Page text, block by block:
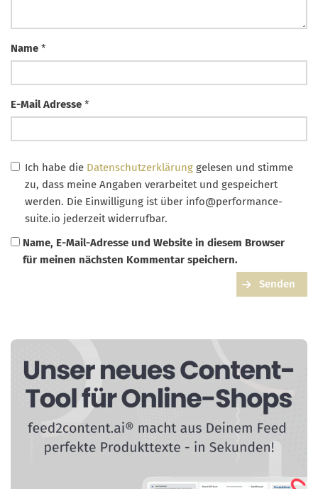
Name *
E-Mail Adresse *
Ich habe die Datenschutzerklärung gelesen und stimme
zu, dass meine Angaben verarbeitet und gespeichert
werden. Die Einwilligung ist über info@performance-
suite.io jederzeit widerrufbar.
Name, E-Mail-Adresse und Website in diesem Browser
für meinen nächsten Kommentar speichern.
Senden